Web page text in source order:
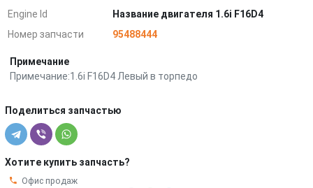
Engine Id
Название двигателя 1.6i F16D4
Номер запчасти
95488444
Примечание
Примечание:1.6i F16D4 Левый в торпедо
Поделиться запчастью
Хотите купить запчасть?
Офис продаж